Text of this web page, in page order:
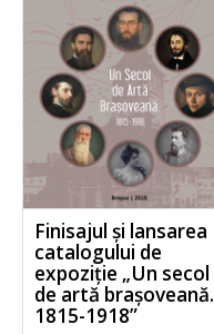
Finisajul şi lansarea
catalogului de
expoziţie „Un secol
de artă brașoveană.
1815-1918”